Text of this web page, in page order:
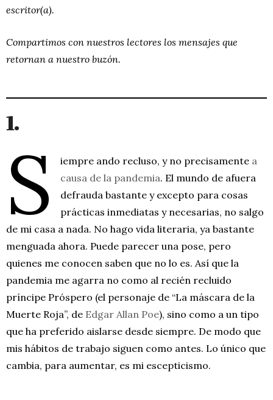
escritor(a).
Compartimos con nuestros lectores los mensajes que
retornan a nuestro buzón.
1.
S iempre ando recluso, y no precisamente a
causa de la pandemia. El mundo de afuera
defrauda bastante y excepto para cosas
prácticas inmediatas y necesarias, no salgo
de mi casa a nada. No hago vida literaria, ya bastante
menguada ahora. Puede parecer una pose, pero
quienes me conocen saben que no lo es. Así que la
pandemia me agarra no como al recién recluido
príncipe Próspero (el personaje de “La máscara de la
Muerte Roja”, de Edgar Allan Poe), sino como a un tipo
que ha preferido aislarse desde siempre. De modo que
mis hábitos de trabajo siguen como antes. Lo único que
cambia, para aumentar, es mi escepticismo.